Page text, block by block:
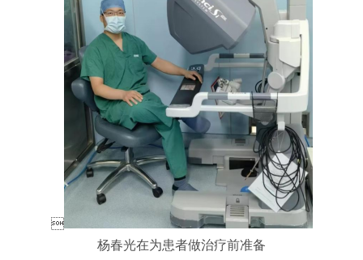

杨春光在为患者做治疗前准备